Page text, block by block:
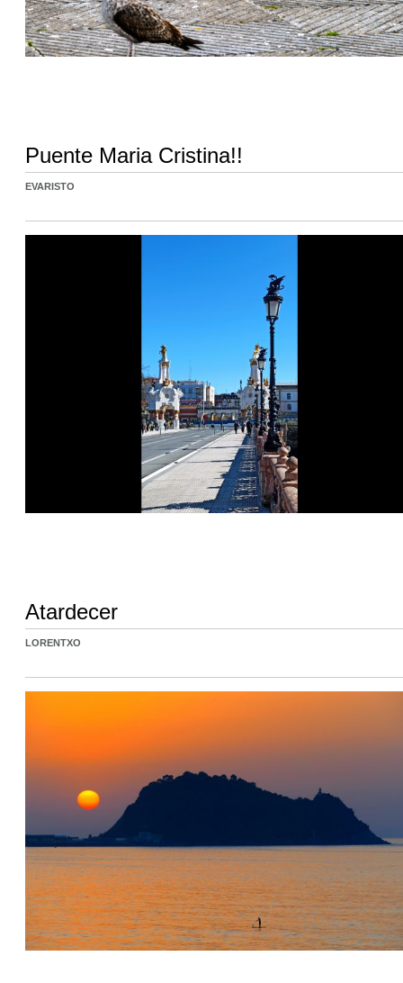
Puente Maria Cristina!!
EVARISTO
Atardecer
LORENTXO